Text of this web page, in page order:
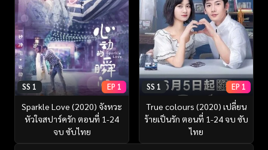
SS 1 EP 1
Sparkle Love (2020) จังหวะ
หัวใจสปาร์ครัก ตอนที่ 1-24
จบ ซับไทย
SS 1 EP 1
True colours (2020) เปลี่ยน
ร้ายเป็นรัก ตอนที่ 1-24 จบ ซับ
ไทย